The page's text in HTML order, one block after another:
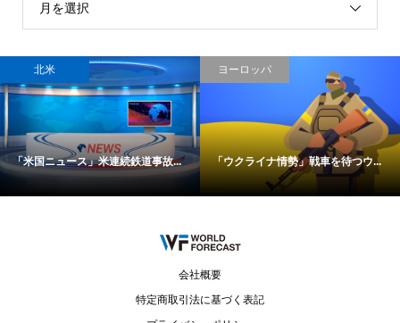
月を選択
北米
「米国ニュース」米連続鉄道事故...
ヨーロッパ
「ウクライナ情勢」戦車を待つウ...
会社概要
特定商取引法に基づく表記